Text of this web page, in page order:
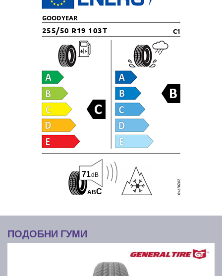
GOODYEAR
255/50 R19 103T C1
ABC
71dB
ПОДОБНИ ГУМИ